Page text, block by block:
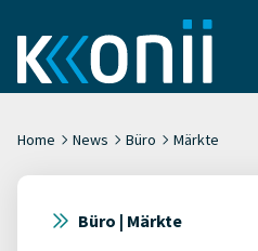
Home News Büro Märkte
Büro | Märkte